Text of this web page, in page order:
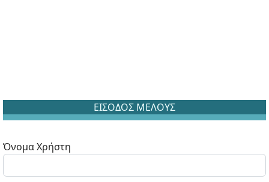
ΕΙΣΟΔΟΣ ΜΕΛΟΥΣ
Όνομα Χρήστη